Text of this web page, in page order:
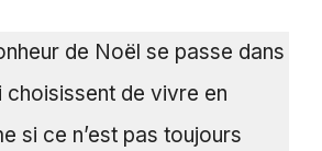
de Noël se passe dans
choisissent de vivre en
si ce n’est pas toujours